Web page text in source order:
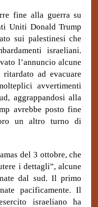
fine alla guerra su
Uniti Donald Trump
sui palestinesi che
israeliani.
l’annuncio alcune
ad evacuare
avvertimenti
aggrappandosi alla
avrebbe posto fine
un
altro turno di
del 3 ottobre, che
i dettagli”, alcune
dal sud. Il primo
pacificamente. Il
israeliano ha